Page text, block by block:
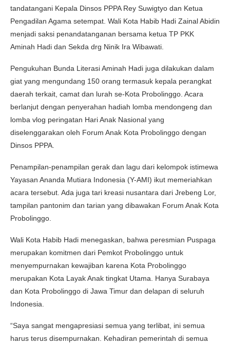
tandatangani Kepala Dinsos PPPA Rey Suwigtyo dan Ketua
Pengadilan Agama setempat. Wali Kota Habib Hadi Zainal Abidin
menjadi saksi penandatanganan bersama ketua TP PKK
Aminah Hadi dan Sekda drg Ninik Ira Wibawati.
Pengukuhan Bunda Literasi Aminah Hadi juga dilakukan dalam
giat yang mengundang 150 orang termasuk kepala perangkat
daerah terkait, camat dan lurah se-Kota Probolinggo. Acara
berlanjut dengan penyerahan hadiah lomba mendongeng dan
lomba vlog peringatan Hari Anak Nasional yang
diselenggarakan oleh Forum Anak Kota Probolinggo dengan
Dinsos PPPA.
Penampilan-penampilan gerak dan lagu dari kelompok istimewa
Yayasan Ananda Mutiara Indonesia (Y-AMI) ikut memeriahkan
acara tersebut. Ada juga tari kreasi nusantara dari Jrebeng Lor,
tampilan pantonim dan tarian yang dibawakan Forum Anak Kota
Probolinggo.
Wali Kota Habib Hadi menegaskan, bahwa peresmian Puspaga
merupakan komitmen dari Pemkot Probolinggo untuk
menyempurnakan kewajiban karena Kota Probolinggo
merupakan Kota Layak Anak tingkat Utama. Hanya Surabaya
dan Kota Probolinggo di Jawa Timur dan delapan di seluruh
Indonesia.
“Saya sangat mengapresiasi semua yang terlibat, ini semua
harus terus disempurnakan. Kehadiran pemerintah di semua